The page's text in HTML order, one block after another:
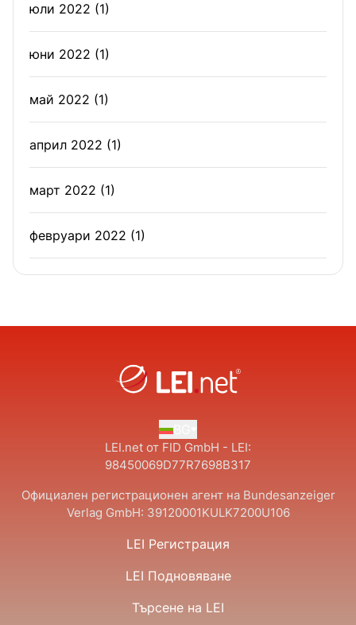
юли 2022 (1)
юни 2022 (1)
май 2022 (1)
април 2022 (1)
март 2022 (1)
февруари 2022 (1)
LEI.net от FID GmbH - LEI:
98450069D77R7698B317
Официален регистрационен агент на Bundesanzeiger
Verlag GmbH: 39120001KULK7200U106
LEI Регистрация
LEI Подновяване
Търсене на LEI